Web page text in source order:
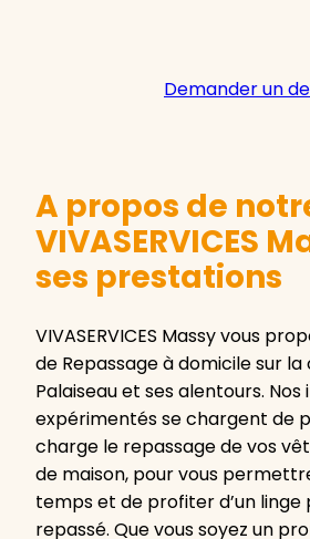
Demander un
A propos de
VIVASERVICES
ses prestations
VIVASERVICES Massy vous
de Repassage à domicile sur
Palaiseau et ses alentours.
expérimentés se chargent de
charge le repassage de vos
de maison, pour vous
temps et de profiter d’un
repassé. Que vous soyez un